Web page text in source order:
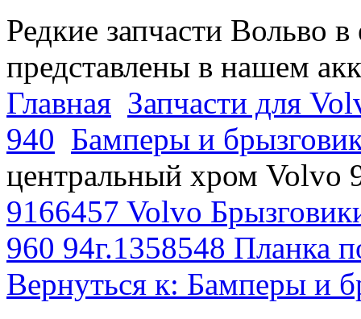
Редкие запчасти Вольво
представлены в нашем
Главная Запчасти для
940 Бамперы и
центральный хром Volvo
9166457 Volvo
960 94г.1358548 Планка
Вернуться к: Бамперы и